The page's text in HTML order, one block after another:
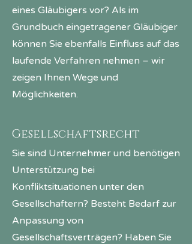
eines Gläubigers vor? Als im
Grundbuch eingetragener Gläubiger
können Sie ebenfalls Einfluss auf das
laufende Verfahren nehmen – wir
zeigen Ihnen Wege und
Möglichkeiten.
Gesellschaftsrecht
Sie sind Unternehmer und benötigen
Unterstützung bei
Konfliktsituationen unter den
Gesellschaftern? Besteht Bedarf zur
Anpassung von
Gesellschaftsverträgen? Haben Sie